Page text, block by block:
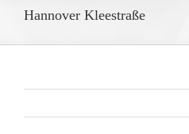
Hannover Kleestraße